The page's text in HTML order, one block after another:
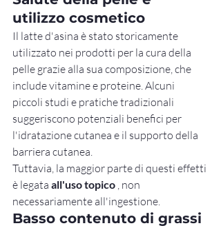
utilizzo cosmetico
Il latte d'asina è stato storicamente
utilizzato nei prodotti per la cura della
pelle grazie alla sua composizione, che
include vitamine e proteine. Alcuni
piccoli studi e pratiche tradizionali
suggeriscono potenziali benefici per
l'idratazione cutanea e il supporto della
barriera cutanea.
Tuttavia, la maggior parte di questi effetti
è legata all'uso topico , non
necessariamente all'ingestione.
Basso contenuto di grassi